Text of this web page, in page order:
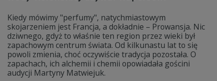
Kiedy mówimy "perfumy", natychmiastowym
skojarzeniem jest Francja, a dokładnie – Prowansja. Nic
dziwnego, gdyż to właśnie ten region przez wieki był
zapachowym centrum świata. Od kilkunastu lat to się
powoli zmienia, choć oczywiście tradycja pozostała. O
zapachach, ich alchemii i chemii opowiadała gościni
audycji Martyny Matwiejuk.